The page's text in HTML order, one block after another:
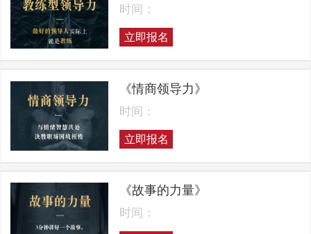
时间：
立即报名
《情商领导力》
时间：
立即报名
《故事的力量》
时间：